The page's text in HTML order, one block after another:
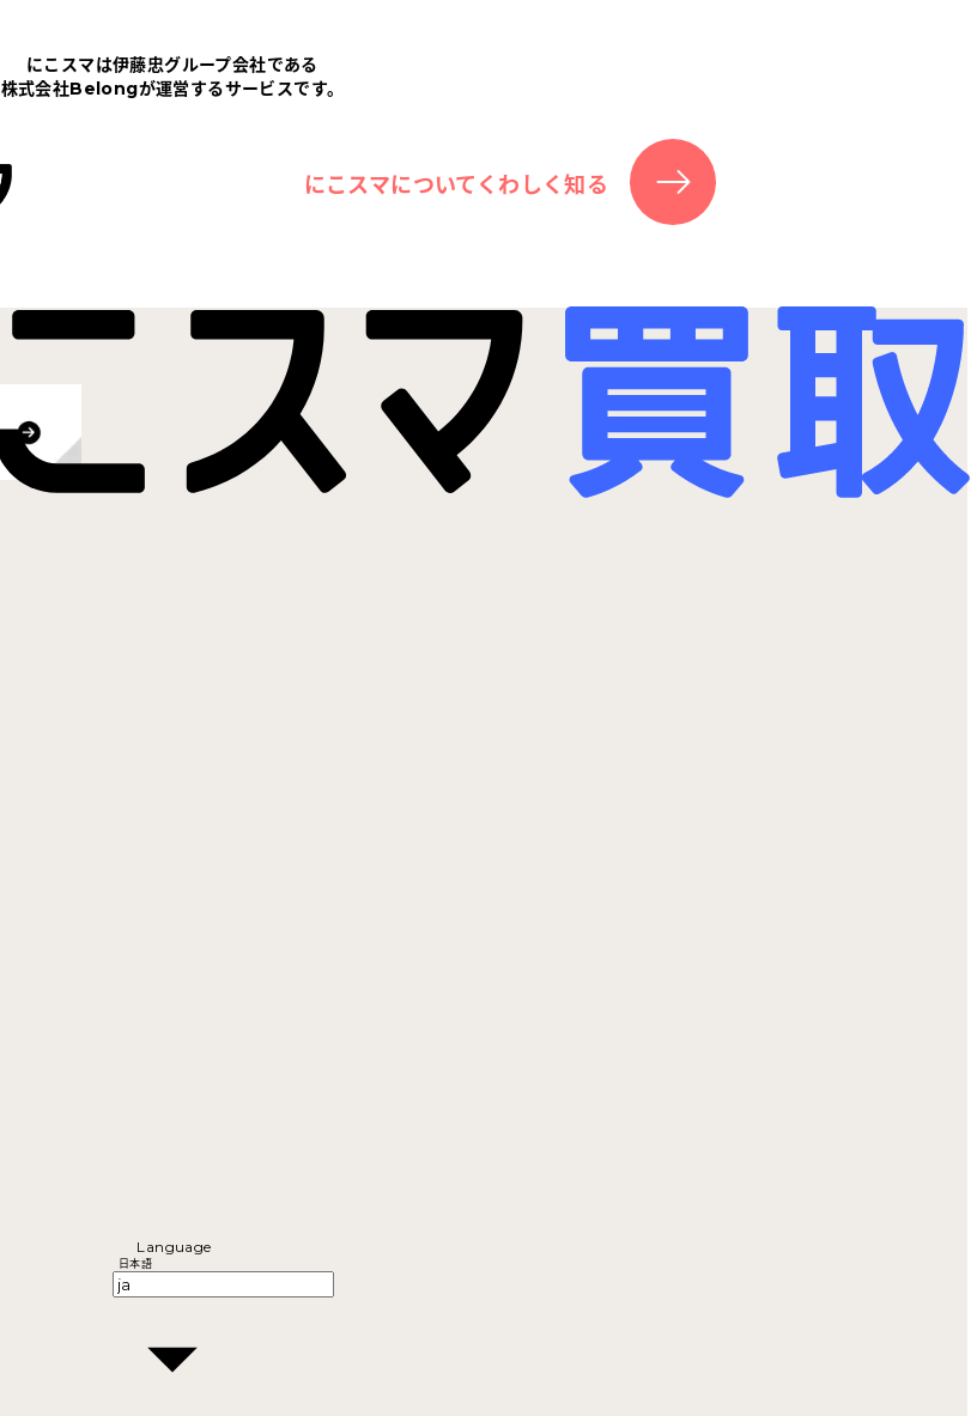
にこスマは伊藤忠グループ会社である
株式会社Belongが運営するサービスです。
にこスマについてくわしく知る
Language
日本語